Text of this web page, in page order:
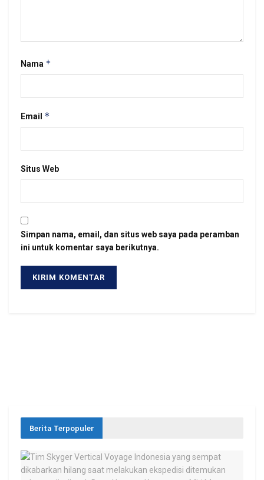
Nama *
Email *
Situs Web
Simpan nama, email, dan situs web saya pada peramban
ini untuk komentar saya berikutnya.
Berita Terpopuler